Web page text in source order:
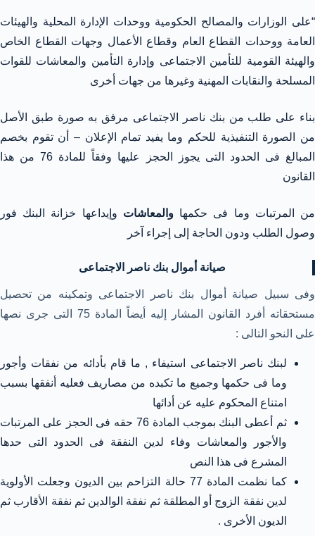
“على الوزارات والمصالح الحكومية ووحدات الإدارة المحلية والهيئات
العامة ووحدات القطاع العام وقطاع الأعمال وجهات القطاع الخاص
والهيئة القومية للتأمين الاجتماعى وإدارة التأمين والمعاشات للقوات
المسلحة والنقابات المهنية وغيرها من جهات أخرى
بناء على طلب من بنك ناصر الاجتماعى مرفق به صورة طبق الأصل
من الصورة التنفيذية للحكم وما يفيد تمام الإعلان – أن تقوم بخصم
المبالغ فى الحدود التى يجوز الحجز عليها وفقاً للمادة 76 من هذا
القانون
من المرتبات وما فى حكمهاوالمعاشات وإيداعها خزانة البنك فور
وصول الطلب ودون الحاجة إلى إجراء آخر
صيانة أموال بنك ناصر الاجتماعى
وفى سبيل صيانة أموال بنك ناصر الاجتماعى وتمكينه من تحصيل
مستحقاته أفرد القانون المشار إليه أيضاً المادة 75 التى جرى نصها
على النحو التالى :
لبنك ناصر الاجتماعى استيفاء , ما قام بأدائه من نفقات وأجور
وما فى حكمها وجميع ما تكبده من مصاريف فعليه أنفقها بسبب
امتناع المحكوم عليه عن أدائها
ثم أعطى البنك بموجب المادة 76 حقه فى الحجز على المرتبات
والأجور والمعاشات وفاء لدين النفقة فى الحدود التى حدها
المشرع فى هذا النص
كما نظمت المادة 77 حالة التزاحم بين الديون وجعلت الأولوية
لدين نفقة الزوج أو المطلقة ثم نفقة الوالدين ثم نفقة الأقارب ثم
الديون الأخرى .